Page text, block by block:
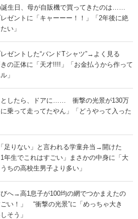
支援
イト
イト
ア
前線
の話題
誕生日、母が自販機で買ってきたのは……
ゼントに「キャーーー！！」「2年後に絶
い」
ゼントした“バンドTシャツ”→よく見る
正体に「天才!!!!」「お金払うから作って
」
としたら、ドアに…… 衝撃の光景が130万
乗って走ってたやん」「どうやって入った
足りない」と言われる学童弁当→開けた
生でこれはすごい」まさかの中身に「大
ちの高校生男子より多い」
へ→高1息子が100均の網でつかまえたの
い！」 “衝撃の光景”に「めっちゃ大き
そう」